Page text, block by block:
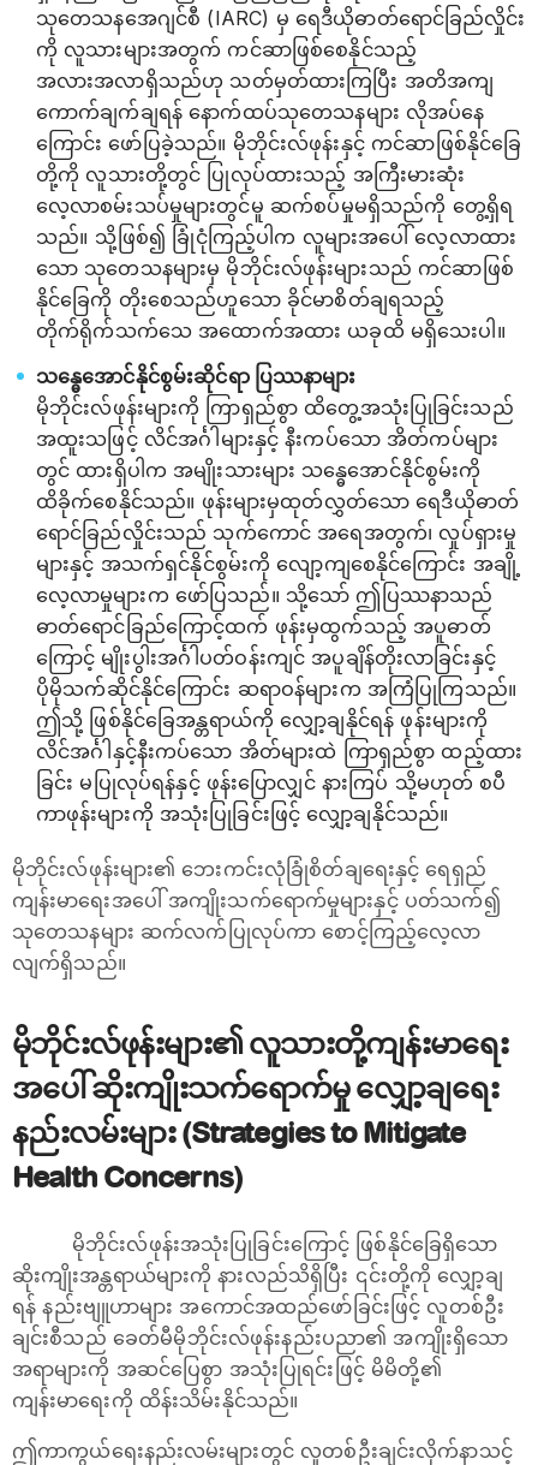
သုတေသနအေဂျင်စီ (IARC) မှ ရေဒီယိုဓာတ်ရောင်ခြည်လှိုင်း
ကို လူသားများအတွက် ကင်ဆာဖြစ်စေနိုင်သည့်
အလားအလာရှိသည်ဟု သတ်မှတ်ထားကြပြီး အတိအကျ
ကောက်ချက်ချရန် နောက်ထပ်သုတေသနများ လိုအပ်နေ
ကြောင်း ဖော်ပြခဲ့သည်။ မိုဘိုင်းလ်ဖုန်းနှင့် ကင်ဆာဖြစ်နိုင်ခြေ
တို့ကို လူသားတို့တွင် ပြုလုပ်ထားသည့် အကြီးမားဆုံး
လေ့လာစမ်းသပ်မှုများတွင်မူ ဆက်စပ်မှုမရှိသည်ကို တွေ့ရှိရ
သည်။ သို့ဖြစ်၍ ခြုံငုံကြည့်ပါက လူများအပေါ် လေ့လာထား
သော သုတေသနများမှ မိုဘိုင်းလ်ဖုန်းများသည် ကင်ဆာဖြစ်
နိုင်ခြေကို တိုးစေသည်ဟူသော ခိုင်မာစိတ်ချရသည့်
တိုက်ရိုက်သက်သေ အထောက်အထား ယခုထိ မရှိသေးပါ။
သန္ဓေအောင်နိုင်စွမ်းဆိုင်ရာ ပြဿနာများ
မိုဘိုင်းလ်ဖုန်းများကို ကြာရှည်စွာ ထိတွေ့အသုံးပြုခြင်းသည်
အထူးသဖြင့် လိင်အင်္ဂါများနှင့် နီးကပ်သော အိတ်ကပ်များ
တွင် ထားရှိပါက အမျိုးသားများ သန္ဓေအောင်နိုင်စွမ်းကို
ထိခိုက်စေနိုင်သည်။ ဖုန်းများမှထုတ်လွှတ်သော ရေဒီယိုဓာတ်
ရောင်ခြည်လှိုင်းသည် သုက်ကောင် အရေအတွက်၊ လှုပ်ရှားမှု
များနှင့် အသက်ရှင်နိုင်စွမ်းကို လျော့ကျစေနိုင်ကြောင်း အချို့
လေ့လာမှုများက ဖော်ပြသည်။ သို့သော် ဤပြဿနာသည်
ဓာတ်ရောင်ခြည်ကြောင့်ထက် ဖုန်းမှထွက်သည့် အပူဓာတ်
ကြောင့် မျိုးပွါးအင်္ဂါပတ်ဝန်းကျင် အပူချိန်တိုးလာခြင်းနှင့်
ပိုမိုသက်ဆိုင်နိုင်ကြောင်း ဆရာဝန်များက အကြံပြုကြသည်။
ဤသို့ ဖြစ်နိုင်ခြေအန္တရာယ်ကို လျှော့ချနိုင်ရန် ဖုန်းများကို
လိင်အင်္ဂါနှင့်နီးကပ်သော အိတ်များထဲ ကြာရှည်စွာ ထည့်ထား
ခြင်း မပြုလုပ်ရန်နှင့် ဖုန်းပြောလျှင် နားကြပ် သို့မဟုတ် စပီ
ကာဖုန်းများကို အသုံးပြုခြင်းဖြင့် လျှော့ချနိုင်သည်။
မိုဘိုင်းလ်ဖုန်းများ၏ ဘေးကင်းလုံခြုံစိတ်ချရေးနှင့် ရေရှည်
ကျန်းမာရေးအပေါ် အကျိုးသက်‌ရောက်မှုများနှင့် ပတ်သက်၍
သုတေသနများ ဆက်လက်ပြုလုပ်ကာ စောင့်ကြည့်လေ့လာ
လျက်ရှိသည်။
မိုဘိုင်းလ်ဖုန်းများ၏ လူသားတို့ကျန်းမာရေး
အပေါ် ဆိုးကျိုးသက်ရောက်မှု လျှော့ချရေး
နည်းလမ်းများ (Strategies to Mitigate
Health Concerns)
မိုဘိုင်းလ်ဖုန်းအသုံးပြုခြင်းကြောင့် ဖြစ်နိုင်ခြေရှိသော
ဆိုးကျိုးအန္တရာယ်များကို နားလည်သိရှိပြီး ၎င်းတို့ကို လျှော့ချ
ရန် နည်းဗျူဟာများ အကောင်အထည်ဖော်ခြင်းဖြင့် လူတစ်ဦး
ချင်းစီသည် ခေတ်မီမိုဘိုင်းလ်ဖုန်းနည်းပညာ၏ အကျိုးရှိသော
အရာများကို အဆင်ပြေစွာ အသုံးပြုရင်းဖြင့် မိမိတို့၏
ကျန်းမာရေးကို ထိန်းသိမ်းနိုင်သည်။
ဤကာကွယ်‌ရေးနည်းလမ်းများတွင် လူတစ်ဦးချင်းလိုက်နာသင့်